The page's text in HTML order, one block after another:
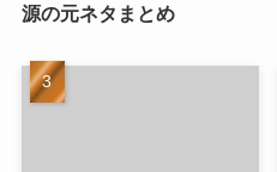
源の元ネタまとめ